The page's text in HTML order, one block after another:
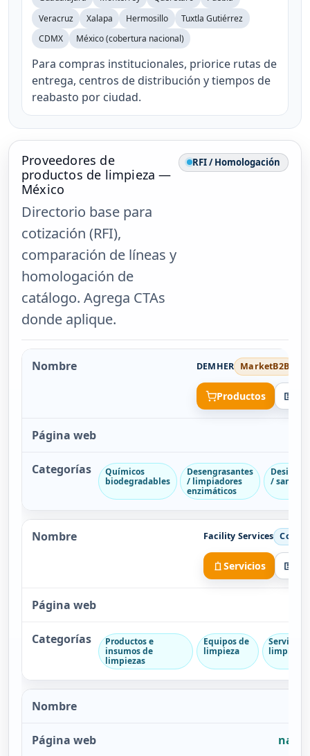
Veracruz
Xalapa Hermosillo
Tuxtla Gutiérrez
CDMX
México (cobertura nacional)
Para compras institucionales, priorice rutas de
entrega, centros de distribución y tiempos de
reabasto por ciudad.
Proveedores de
productos de limpieza —
México
Directorio base para
cotización (RFI),
comparación de líneas y
homologación de
catálogo. Agrega CTAs
donde aplique.
RFI / Homologación
DEMHER MarketB2B
Productos
Químicos
biodegradables
Desengrasantes
/ limpiadores
enzimáticos
/
Facility Services
Servicios
Productos e
insumos de
limpiezas
Equipos de
limpieza
Servicios
limpieza